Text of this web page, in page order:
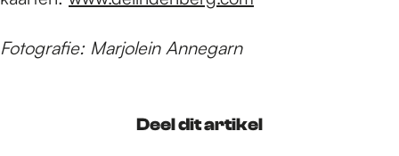
Fotografie: Marjolein Annegarn
Deel dit artikel